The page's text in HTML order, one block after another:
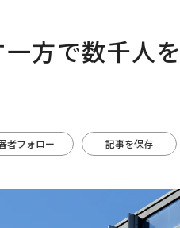
一方で数千人
者フォロー 記事を保存